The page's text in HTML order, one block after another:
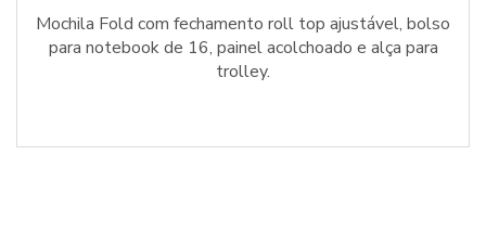
Mochila Fold com fechamento roll top ajustável, bolso
para notebook de 16, painel acolchoado e alça para
trolley.